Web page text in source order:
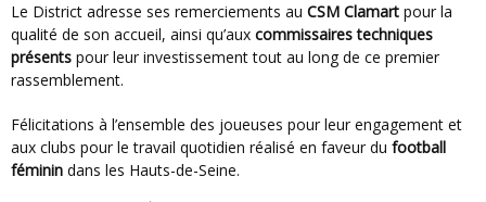
Le District adresse ses remerciements au CSM Clamart pour la
qualité de son accueil, ainsi qu’aux commissaires techniques
présents pour leur investissement tout au long de ce premier
rassemblement.
Félicitations à l’ensemble des joueuses pour leur engagement et
aux clubs pour le travail quotidien réalisé en faveur du football
féminin dans les Hauts-de-Seine.